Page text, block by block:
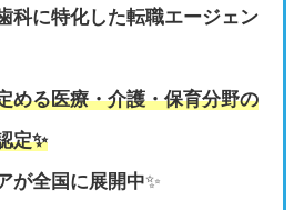
科に特化した転職エージェン
める医療・介護・保育分野の
定✨
が全国に展開中✨